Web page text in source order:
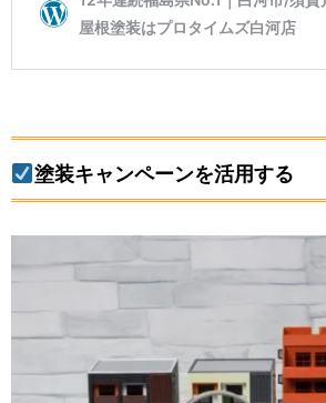
塗装キャンペーンを活用する